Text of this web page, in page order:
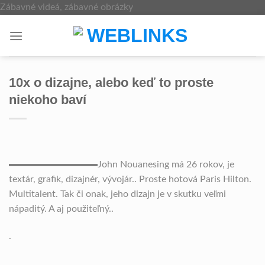
Zábavné videá, zábavné obrázkySkip
content
10x o dizajne, alebo keď to proste
niekoho baví
John Nouanesing má 26 rokov, je
textár, grafik, dizajnér, vývojár.. Proste hotová Paris Hilton.
Multitalent. Tak či onak, jeho dizajn je v skutku veľmi
nápaditý. A aj použiteľný..
.